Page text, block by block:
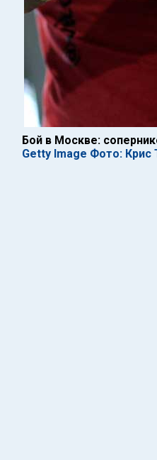
Бой в Москве:
Getty Image Фото: Крис